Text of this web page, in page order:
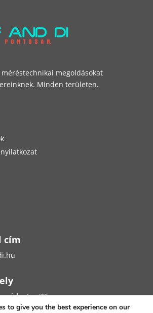
megoldásokat
Minden területen.
cím
utca 32.
to give you the best experience on our